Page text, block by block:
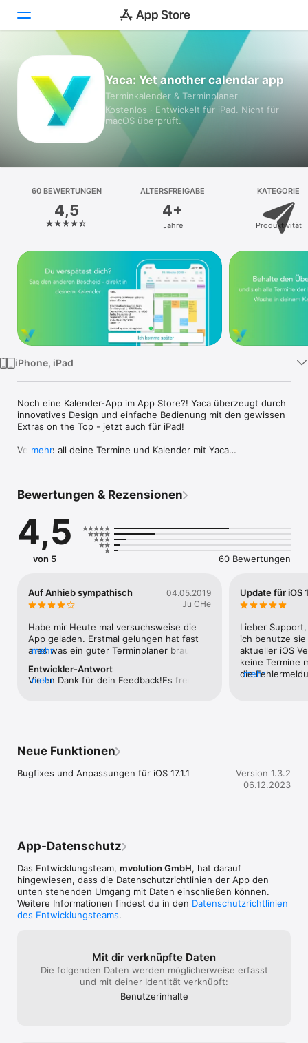
Spiele
Apps
Plattform
iPhone
iPad
TV
Yaca: Yet another calendar app
Terminkalender & Terminplaner
Kostenlos · Entwickelt für iPad. Nicht für
macOS überprüft.
60 BEWERTUNGEN
4,5
ALTERSFREIGABE
4+
Jahre
KATEGORIE
Produktivität
iPhone, iPad
Noch eine Kalender-App im App Store?! Yaca überzeugt durch
innovatives Design und einfache Bedienung mit den gewissen
Extras on the Top - jetzt auch für iPad!
Verwalte all deine Termine und Kalender mit Yaca
Design. So kannst du schnell und zuverlässig all deine
Spät dran? Kein Problem! Verschicke fertige Texte sofort via E-
Mail und Messenger an Terminteilnehmer.
Ereignisse auf Tages-, Wochen-, Monats-, Jahres- oder
Agendaebene
bearbeiten
• individuelle Konfiguration von sich wiederholenden Terminen
• füge deinen Events Ortsangaben hinzu und sieh die
• lass dich an Termine erinnern
• behalte den Überblick bei Feier- und Geburtstagen
mehr
Bewertungen & Rezensionen
4,5
von 5 60 Bewertungen
Auf Anhieb sympathisch
04.05.2019
Ju CHe
Habe mir Heute mal versuchsweise die
App geladen. Erstmal gelungen hat fast
alles was ein guter Terminplaner braucht,
Allerdings wäre es schön wenn man auch
iOS Erinnerungen im Kalendar angezeigen
Entwicklung ab.
mehr
Entwickler-Antwort
Vielen Dank für dein Feedback!Es freut
mehr
Update für iOS
Lieber
ich benutze
aktueller iOS
keine Termine
die
mehr
Neue Funktionen
Bugfixes und Anpassungen für iOS 17.1.1
Version 1.3.2
06.12.2023
App-Datenschutz
Das Entwicklungsteam, mvolution GmbH, hat darauf
hingewiesen, dass die Datenschutz­richtlinien der App den
unten stehenden Umgang mit Daten einschließen können.
Weitere Informationen findest du in den Datenschutzrichtlinien
des Entwicklungsteams.
Mit dir verknüpfte Daten
Die folgenden Daten werden möglicherweise erfasst
und mit deiner Identität verknüpft:
Benutzer­inhalte